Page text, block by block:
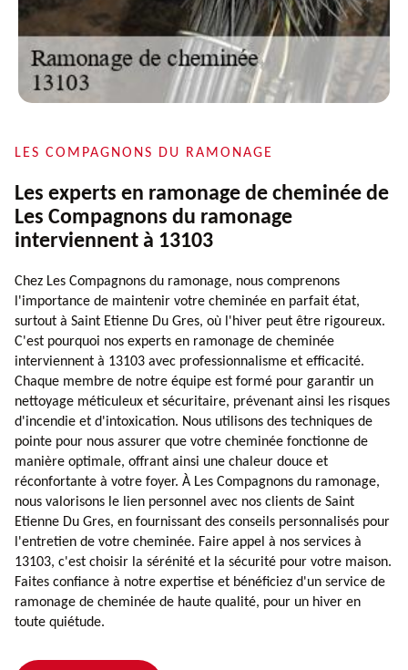
LES COMPAGNONS DU RAMONAGE
Les experts en ramonage de cheminée de
Les Compagnons du ramonage
interviennent à 13103
Chez Les Compagnons du ramonage, nous comprenons
l'importance de maintenir votre cheminée en parfait état,
surtout à Saint Etienne Du Gres, où l'hiver peut être rigoureux.
C'est pourquoi nos experts en ramonage de cheminée
interviennent à 13103 avec professionnalisme et efficacité.
Chaque membre de notre équipe est formé pour garantir un
nettoyage méticuleux et sécuritaire, prévenant ainsi les risques
d'incendie et d'intoxication. Nous utilisons des techniques de
pointe pour nous assurer que votre cheminée fonctionne de
manière optimale, offrant ainsi une chaleur douce et
réconfortante à votre foyer. À Les Compagnons du ramonage,
nous valorisons le lien personnel avec nos clients de Saint
Etienne Du Gres, en fournissant des conseils personnalisés pour
l'entretien de votre cheminée. Faire appel à nos services à
13103, c'est choisir la sérénité et la sécurité pour votre maison.
Faites confiance à notre expertise et bénéficiez d'un service de
ramonage de cheminée de haute qualité, pour un hiver en
toute quiétude.